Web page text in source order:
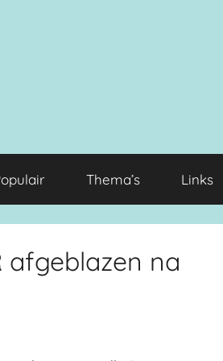
Thema’s Links
afgeblazen na